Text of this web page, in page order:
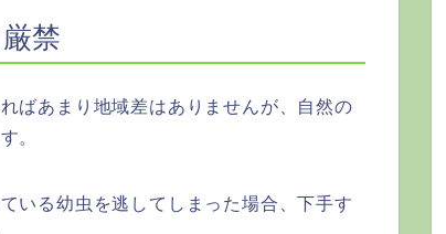
禁
ばあまり地域差はありませんが、自然の
。
いる幼虫を逃してしまった場合、下手す